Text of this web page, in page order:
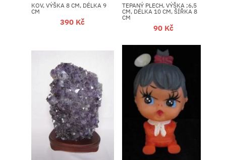
KOV, VÝŠKA 8 CM, DÉLKA 9
CM
390 Kč
TEPANÝ PLECH, VÝŠKA ;6,5
CM, DÉLKA 10 CM, ŠÍŘKA 8
CM
90 Kč